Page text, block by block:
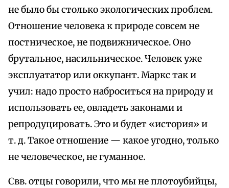
не было бы столько экологических проблем.
Отношение человека к природе совсем не
постническое, не подвижническое. Оно
брутальное, насильническое. Человек уже
эксплуататор или оккупант. Маркс так и
учил: надо просто наброситься на природу и
использовать ее, овладеть законами и
репродуцировать. Это и будет «история» и
т. д. Такое отношение — какое угодно, только
не человеческое, не гуманное.
Свв. отцы говорили, что мы не плотоубийцы,